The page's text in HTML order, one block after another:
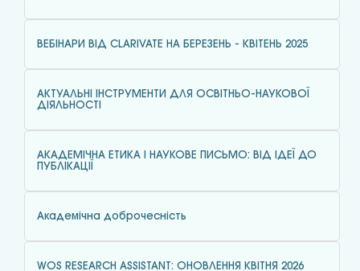
ВЕБІНАРИ ВІД CLARIVATE НА БЕРЕЗЕНЬ - КВІТЕНЬ 2025
АКТУАЛЬНІ ІНСТРУМЕНТИ ДЛЯ ОСВІТНЬО-НАУКОВОЇ
ДІЯЛЬНОСТІ
АКАДЕМІЧНА ЕТИКА І НАУКОВЕ ПИСЬМО: ВІД ІДЕЇ ДО
ПУБЛІКАЦІЇ
Академічна доброчесність
WOS RESEARCH ASSISTANT: ОНОВЛЕННЯ КВІТНЯ 2026